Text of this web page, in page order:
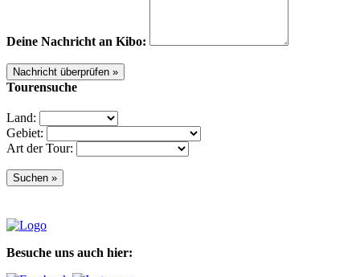
Deine Nachricht an Kibo:
Tourensuche
Land:
Gebiet:
Art der Tour:
Besuche uns auch hier: